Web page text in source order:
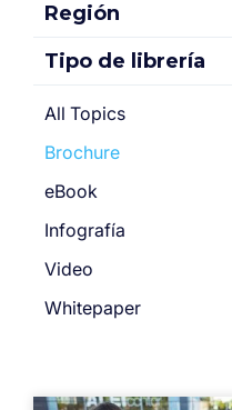
Región
Tipo de librería
All Topics
Brochure
eBook
Infografía
Video
Whitepaper